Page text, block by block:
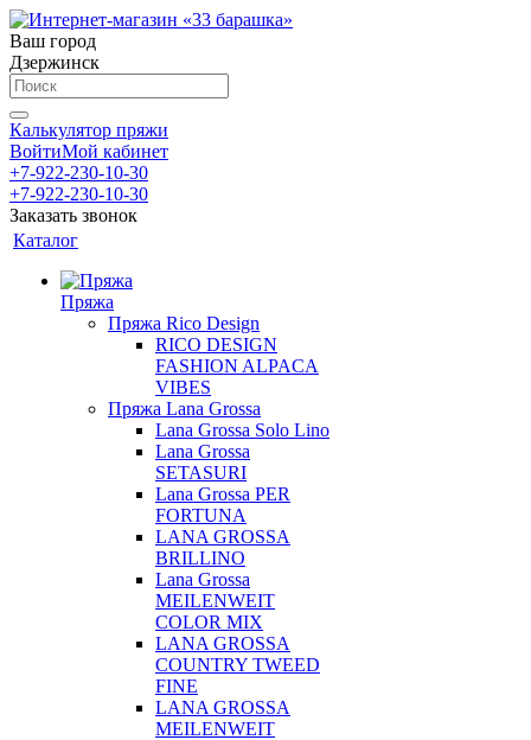
Ваш город
Дзержинск
Калькулятор пряжи
ВойтиМой кабинет
+7-922-230-10-30
+7-922-230-10-30
Заказать звонок
Каталог
Пряжа
Пряжа Rico Design
RICO DESIGN
FASHION ALPACA
VIBES
Пряжа Lana Grossa
Lana Grossa Solo Lino
Lana Grossa
SETASURI
Lana Grossa PER
FORTUNA
LANA GROSSA
BRILLINO
Lana Grossa
MEILENWEIT
COLOR MIX
LANA GROSSA
COUNTRY TWEED
FINE
LANA GROSSA
MEILENWEIT